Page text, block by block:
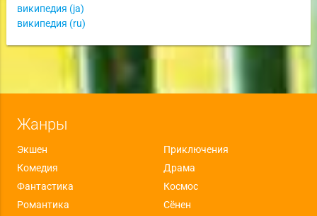
википедия (ja)
википедия (ru)
Жанры
Экшен
Приключения
Комедия
Драма
Фантастика
Космос
Романтика
Сёнен